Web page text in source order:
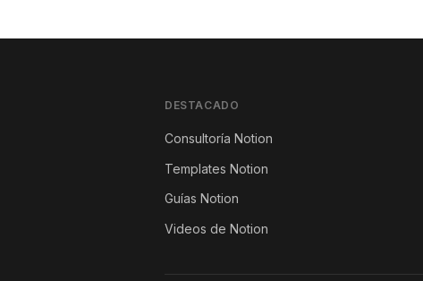
DESTACADO
Consultoría Notion
Templates Notion
Guías Notion
Videos de Notion